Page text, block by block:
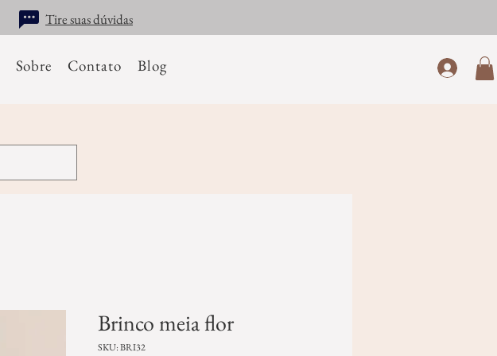
Tire suas dúvidas
Sobre Contato Blog
Brinco meia flor
SKU: BRI32